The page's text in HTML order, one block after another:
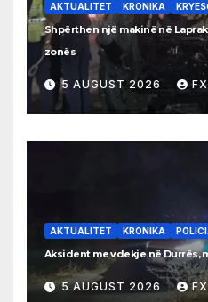
AKTUALITET KRONIKA
Shpërthen një makinë në
zonës
5 AUGUST 2026
AKTUALITET KRONIKA
Aksident me vdekje në Durrës,
5 AUGUST 2026